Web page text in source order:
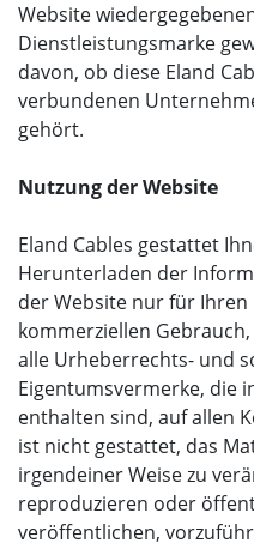
Website
Dienstleistungsmarke
davon, ob diese Eland
verbundenen
gehört.
Nutzung der Website
Eland Cables gestattet
Herunterladen der
der Website nur für
kommerziellen
alle Urheberrechts- und
Eigentumsvermerke, die
enthalten sind, auf allen
ist nicht gestattet, das
irgendeiner Weise zu
reproduzieren oder
veröffentlichen,